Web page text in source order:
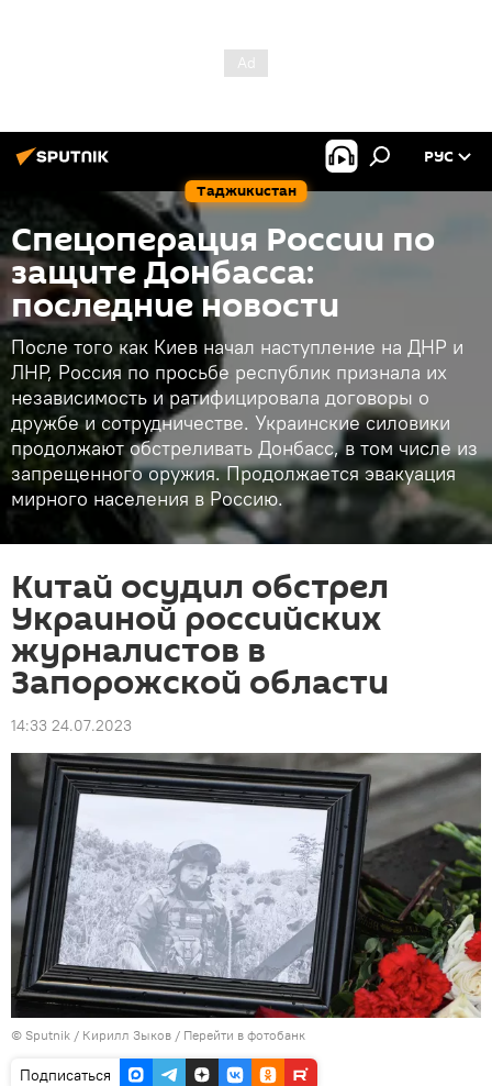
Таджикистан
РУС
Спецоперация России по
защите Донбасса:
последние новости
После того как Киев начал наступление на ДНР и
ЛНР, Россия по просьбе республик признала их
независимость и ратифицировала договоры о
дружбе и сотрудничестве. Украинские силовики
продолжают обстреливать Донбасс, в том числе из
запрещенного оружия. Продолжается эвакуация
мирного населения в Россию.
Китай осудил обстрел
Украиной российских
журналистов в
Запорожской области
14:33 24.07.2023
© Sputnik / Кирилл Зыков / Перейти в фотобанк
Подписаться